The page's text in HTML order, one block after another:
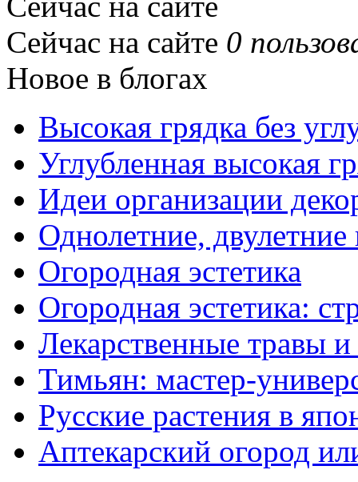
Сейчас на сайте 0
Новое в блогах
Высокая грядка без
Углубленная высокая
Идеи организации
Однолетние,
Огородная эстетика
Огородная эстетика:
Лекарственные травы и
Тимьян: мастер-
Русские растения в
Аптекарский огород